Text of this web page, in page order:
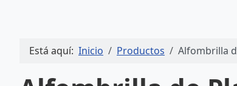
Está aquí: Inicio Productos Alfombrilla